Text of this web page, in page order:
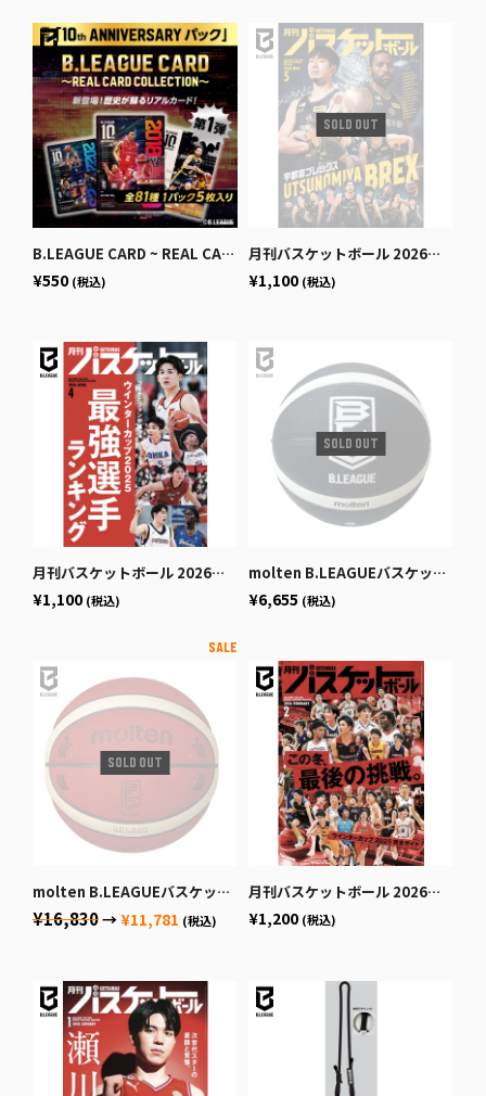
B.LEAGUE CARD ~ REAL CARD COLLECTION~＜10th ANNIVERSARY パック＞
¥550 (税込)
月刊バスケットボール 2026年5月号 (発売日2026年3月25日)
¥1,100 (税込)
月刊バスケットボール 2026年4月号 (発売日2026年2月25日)
¥1,100 (税込)
molten B.LEAGUEバスケットボール7号球
¥6,655 (税込)
molten B.LEAGUEバスケットボール公式試合球
¥16,830→¥11,781 (税込)
月刊バスケットボール 2026年2月号 (発売日2025年12月19日)
¥1,200 (税込)